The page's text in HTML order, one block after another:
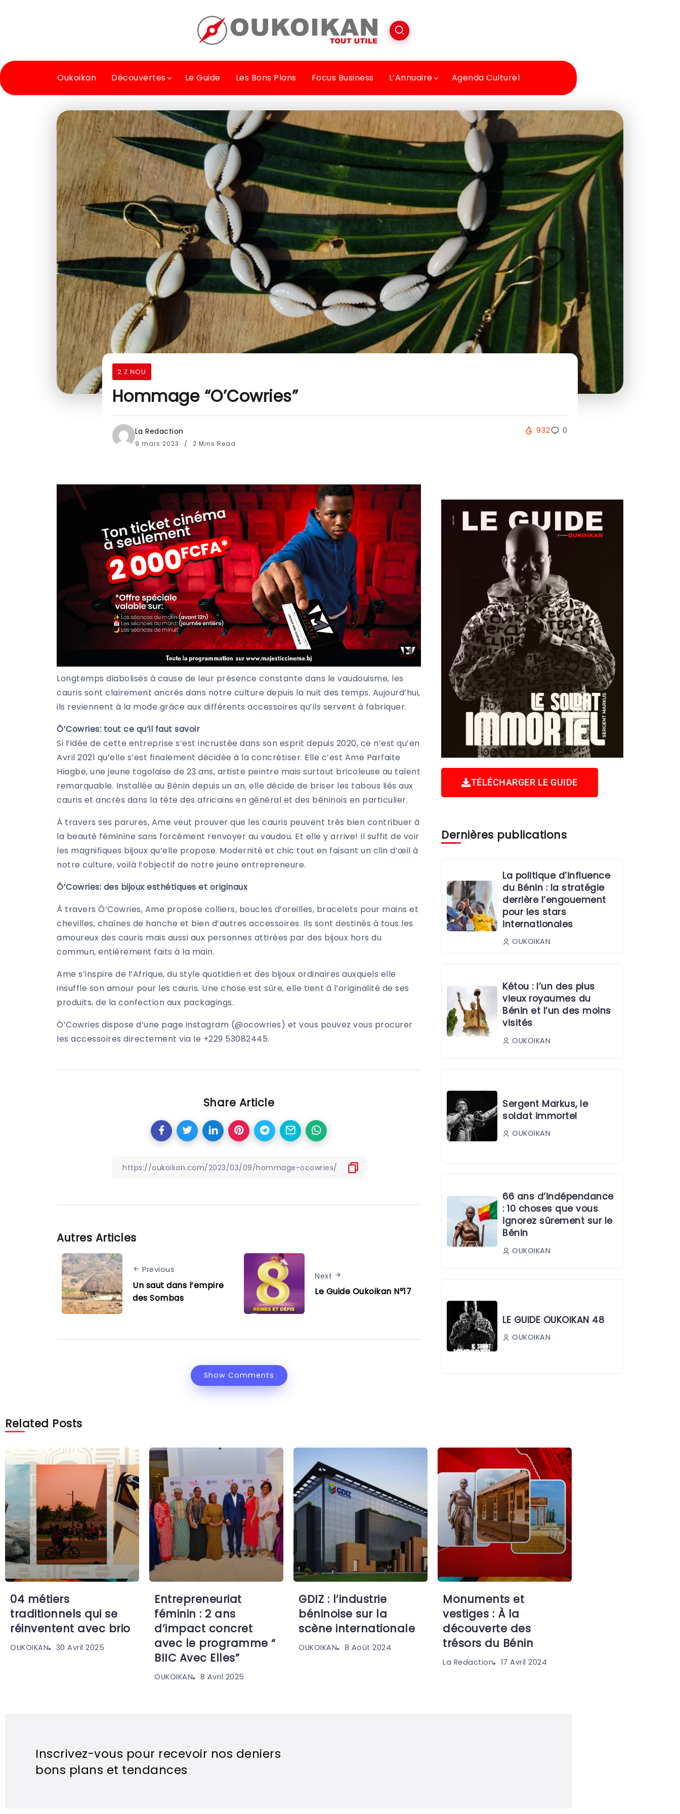
Oukoikan Découvertes Le Guide Les Bons Plans Focus Business L’Annuaire Agenda Culturel
2 Z NOU
Hommage “O’Cowries”
La Redaction
9 mars 2023 2 Mins Read
932 0
Longtemps diabolisés à cause de leur présence constante dans le vaudouisme, les
cauris sont clairement ancrés dans notre culture depuis la nuit des temps. Aujourd’hui,
ils reviennent à la mode grâce aux différents accessoires qu’ils servent à fabriquer.
Ô’Cowries: tout ce qu’il faut savoir
Si l’idée de cette entreprise s’est incrustée dans son esprit depuis 2020, ce n’est qu’en
Avril 2021 qu’elle s’est finalement décidée à la concrétiser. Elle c’est Ame Parfaite
Hiagbe, une jeune togolaise de 23 ans, artiste peintre mais surtout bricoleuse au talent
remarquable. Installée au Bénin depuis un an, elle décide de briser les tabous liés aux
cauris et ancrés dans la tête des africains en général et des béninois en particulier.
À travers ses parures, Ame veut prouver que les cauris peuvent très bien contribuer à
la beauté féminine sans forcément renvoyer au vaudou. Et elle y arrive! Il suffit de voir
les magnifiques bijoux qu’elle propose. Modernité et chic tout en faisant un clin d’œil à
notre culture, voilà l’objectif de notre jeune entrepreneure.
Ô’Cowries: des bijoux esthétiques et originaux
À travers Ô’Cowries, Ame propose colliers, boucles d’oreilles, bracelets pour mains et
chevilles, chaînes de hanche et bien d’autres accessoires. Ils sont destinés à tous les
amoureux des cauris mais aussi aux personnes attirées par des bijoux hors du
commun, entièrement faits à la main.
Ame s’inspire de l’Afrique, du style quotidien et des bijoux ordinaires auxquels elle
insuffle son amour pour les cauris. Une chose est sûre, elle tient à l’originalité de ses
produits, de la confection aux packagings.
Ô’Cowries dispose d’une page instagram (@ocowries) et vous pouvez vous procurer
les accessoires directement via le +229 53082445.
Share Article
Autres Articles
Previous
Un saut dans l’empire
des Sombas
Next
Le Guide Oukoikan N°17
Show Comments
TÉLÉCHARGER LE GUIDE
Dernières publications
La politique d’influence
du Bénin : la stratégie
derrière l’engouement
pour les stars
internationales
OUKOIKAN
Kétou : l’un des plus
vieux royaumes du
Bénin et l’un des moins
visités
OUKOIKAN
Sergent Markus, le
soldat immortel
OUKOIKAN
66 ans d’indépendance
: 10 choses que vous
ignorez sûrement sur le
Bénin
OUKOIKAN
LE GUIDE OUKOIKAN 48
OUKOIKAN
Related Posts
04 métiers
traditionnels qui se
réinventent avec brio
OUKOIKAN 30 Avril 2025
Entrepreneuriat
féminin : 2 ans
d’impact concret
avec le programme “
BIIC Avec Elles”
OUKOIKAN 8 Avril 2025
GDIZ : l’industrie
béninoise sur la
scène internationale
OUKOIKAN 8 Août 2024
Monuments et
vestiges : À la
découverte des
trésors du Bénin
La Redaction 17 Avril 2024
Inscrivez-vous pour recevoir nos deniers
bons plans et tendances